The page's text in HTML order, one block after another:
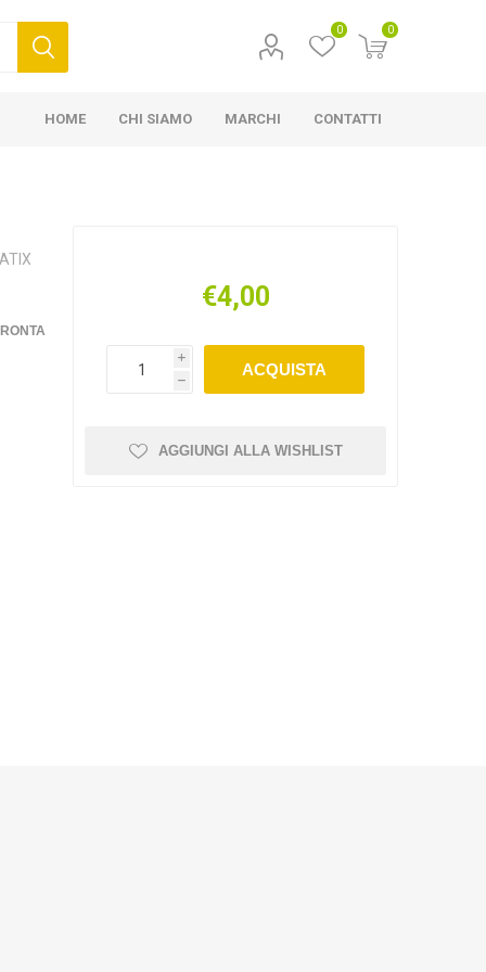
0 0
HOME CHI SIAMO MARCHI CONTATTI
€4,00
i
h
ACQUISTA
AGGIUNGI ALLA WISHLIST